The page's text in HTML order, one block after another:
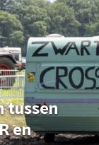
tussen
en